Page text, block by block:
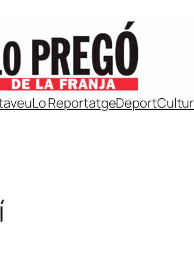
Lo ReportatgeDeport